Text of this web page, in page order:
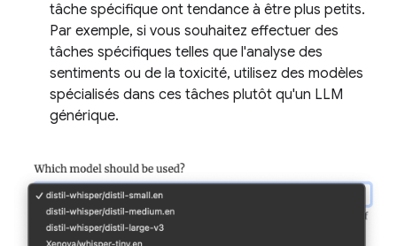
tâche spécifique ont tendance à être plus petits.
Par exemple, si vous souhaitez effectuer des
tâches spécifiques telles que l'analyse des
sentiments ou de la toxicité, utilisez des modèles
spécialisés dans ces tâches plutôt qu'un LLM
générique.